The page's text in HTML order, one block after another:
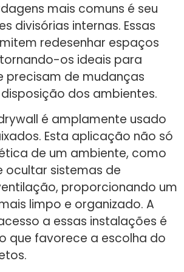
mais comuns é seu
divisórias internas. Essas
redesenhar espaços
os ideais para
precisam de mudanças
dos ambientes.
é amplamente usado
Esta aplicação não só
de um ambiente, como
sistemas de
proporcionando um
limpo e organizado. A
a essas instalações é
que favorece a escolha do